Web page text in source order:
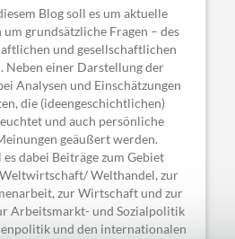
Blog soll es um aktuelle
um grundsätzliche Fragen – des
und gesellschaftlichen
Neben einer Darstellung der
Analysen und Einschätzungen
die (ideengeschichtlichen)
und auch persönliche
geäußert werden.
dabei Beiträge zum Gebiet
Welthandel, zur
zur Wirtschaft und zur
Arbeitsmarkt- und Sozialpolitik
und den internationalen